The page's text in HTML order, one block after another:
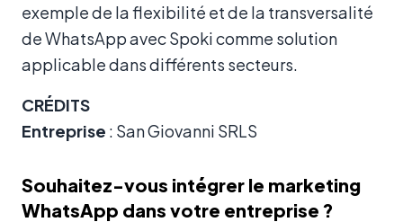
exemple de la flexibilité et de la transversalité
de WhatsApp avec Spoki comme solution
applicable dans différents secteurs.
CRÉDITS
Entreprise : San Giovanni SRLS
Souhaitez-vous intégrer le marketing
WhatsApp dans votre entreprise ?